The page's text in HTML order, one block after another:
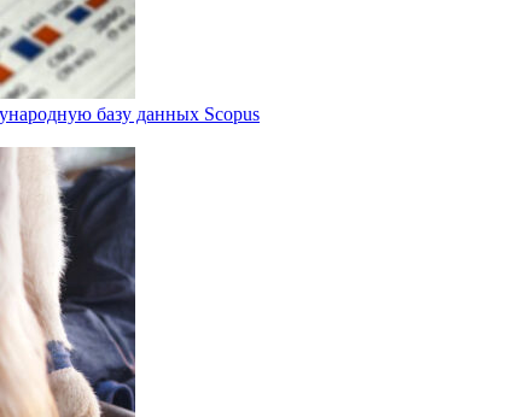
базу данных Scopus